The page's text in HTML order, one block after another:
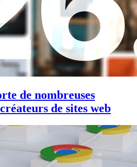
de nombreuses
de sites web